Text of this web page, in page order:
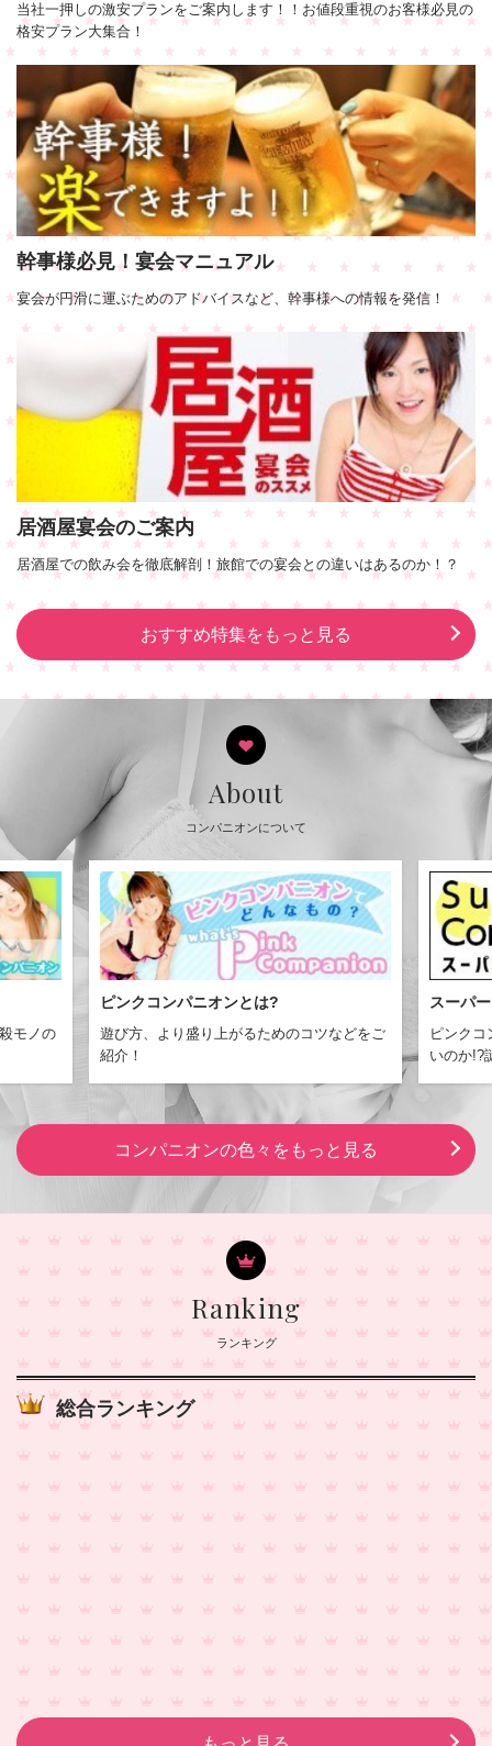
当社一押しの激安プランをご案内します！！お値段重視のお客様必見の
格安プラン大集合！
幹事様必見！宴会マニュアル
宴会が円滑に運ぶためのアドバイスなど、幹事様への情報を発信！
居酒屋宴会のご案内
居酒屋での飲み会を徹底解剖！旅館での宴会との違いはあるのか！？
おすすめ特集をもっと見る
About
コンパニオンについて
モノの
ピンクコンパニオンとは?
遊び方、より盛り上がるためのコツなどをご
紹介！
スーパ
ピンクコ
いのか!?
コンパニオンの色々をもっと見る
Ranking
ランキング
総合ランキング